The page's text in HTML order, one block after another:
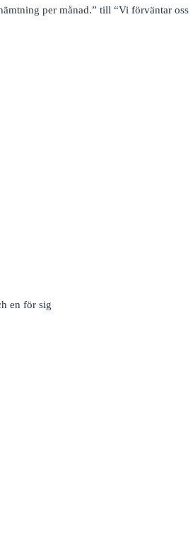
per månad.” till “Vi förväntar oss
en för sig